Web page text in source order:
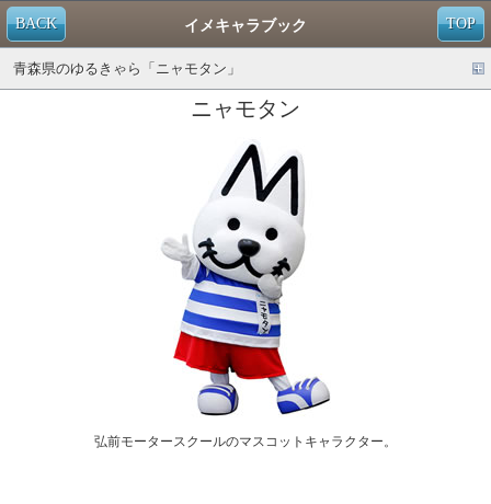
TOP
BACK イメキャラブック
青森県のゆるきゃら「ニャモタン」
ニャモタン
弘前モータースクールのマスコットキャラクター。